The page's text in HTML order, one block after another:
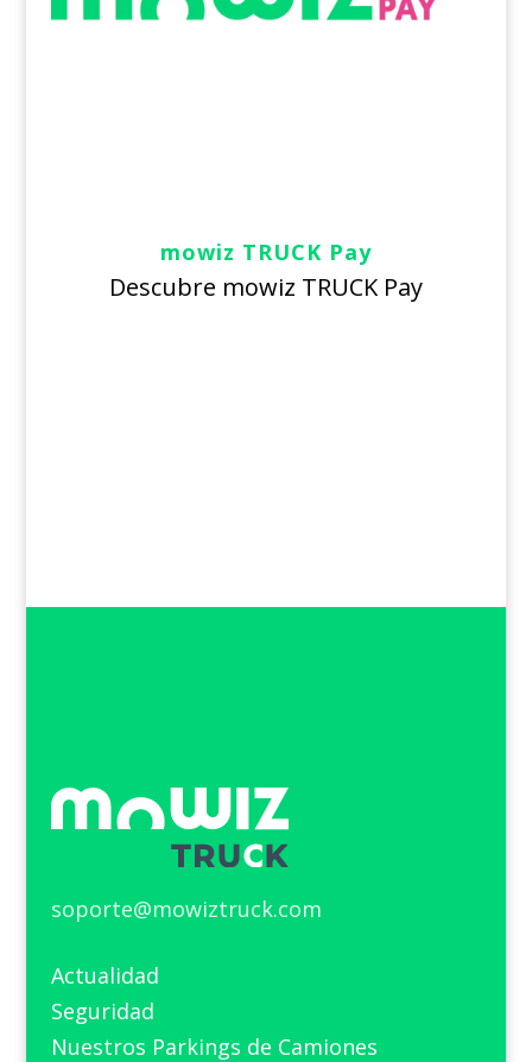
mowiz TRUCK Pay
Descubre mowiz TRUCK Pay
soporte@mowiztruck.com
Actualidad
Seguridad
Nuestros Parkings de Camiones